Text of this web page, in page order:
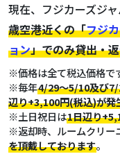
現在、フジカーズジ
歳空港近くの「フジ
ョン」でのみ貸出・
※価格は全て税込価格で
※毎年4/29～5/10及び7/
辺り+3,100円(税込)が発
※土日祝日は1日辺り
※返却時、ルームクリー
を頂戴しております。